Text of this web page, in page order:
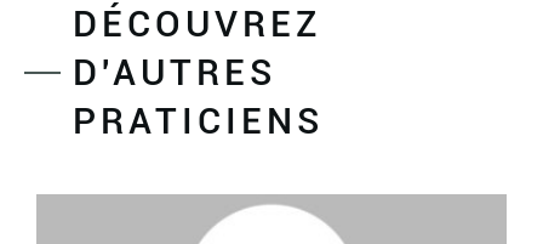
DÉCOUVREZ
D'AUTRES
PRATICIENS